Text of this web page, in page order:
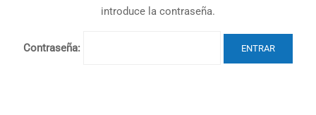
introduce la contraseña.
Contraseña: